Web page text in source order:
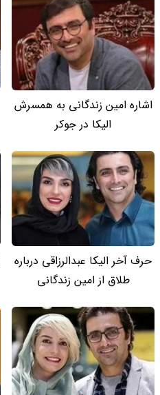
اشاره امین زندگانی به همسرش
الیکا در جوکر
حرف آخر الیکا عبدالرزاقی درباره
طلاق از امین زندگانی